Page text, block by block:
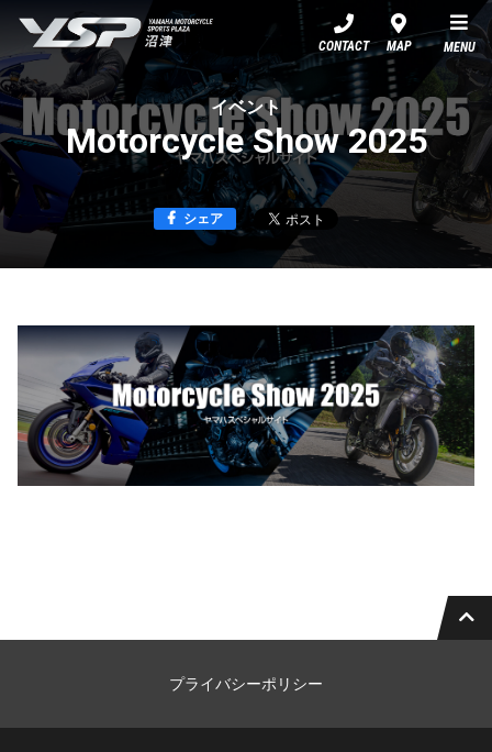
CONTACT MAP MENU
イベント
Motorcycle Show 2025
シェア
プライバシーポリシー